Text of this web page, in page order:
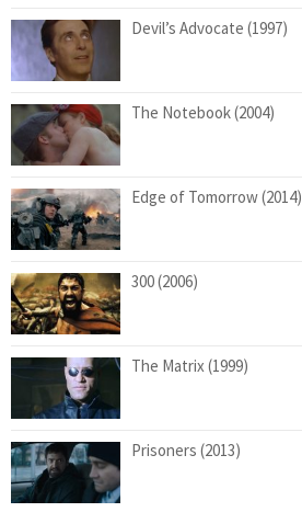
Devil’s Advocate (1997)
The Notebook (2004)
Edge of Tomorrow (2014)
300 (2006)
The Matrix (1999)
Prisoners (2013)